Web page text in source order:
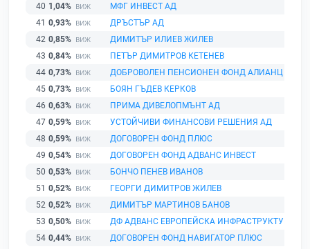
40 1,04%
МФГ ИНВЕСТ АД
41 0,93%
ДРЪСТЪР АД
42 0,85%
ДИМИТЪР ИЛИЕВ ЖИЛЕВ
43 0,84%
ПЕТЪР ДИМИТРОВ КЕТЕНЕВ
44 0,73%
ДОБРОВОЛЕН ПЕНСИОНЕН ФОНД АЛИАНЦ
45 0,73%
БОЯН ГЪДЕВ КЕРКОВ
46 0,63%
ПРИМА ДИВЕЛОПМЪНТ АД
47 0,59%
УСТОЙЧИВИ ФИНАНСОВИ РЕШЕНИЯ АД
48 0,59%
ДОГОВОРЕН ФОНД ПЛЮС
49 0,54%
ДОГОВОРЕН ФОНД АДВАНС ИНВЕСТ
50 0,53%
БОНЧО ПЕНЕВ ИВАНОВ
51 0,52%
ГЕОРГИ ДИМИТРОВ ЖИЛЕВ
52 0,52%
ДИМИТЪР МАРТИНОВ БАНОВ
53 0,50%
ДФ АДВАНС ЕВРОПЕЙСКА ИНФРАСТРУКТУРА
54 0,44%
ДОГОВОРЕН ФОНД НАВИГАТОР ПЛЮС